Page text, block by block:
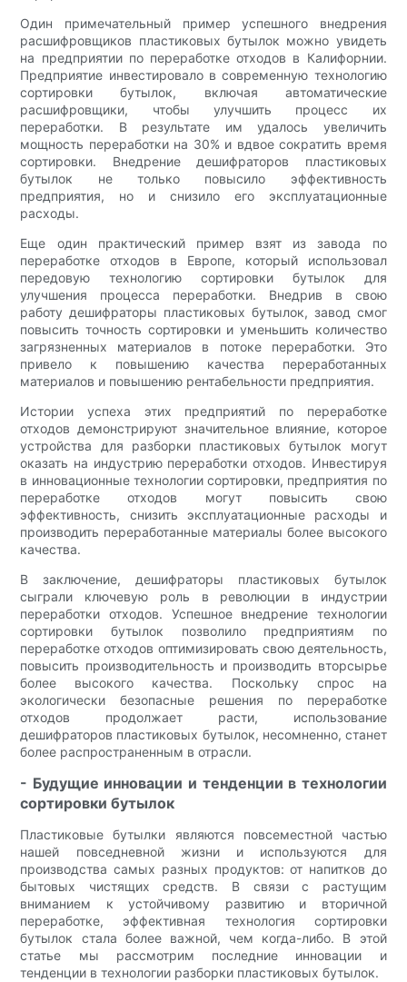
Один примечательный пример успешного внедрения
расшифровщиков пластиковых бутылок можно увидеть
на предприятии по переработке отходов в Калифорнии.
Предприятие инвестировало в современную технологию
сортировки бутылок, включая автоматические
расшифровщики, чтобы улучшить процесс их
переработки. В результате им удалось увеличить
мощность переработки на 30% и вдвое сократить время
сортировки. Внедрение дешифраторов пластиковых
бутылок не только повысило эффективность
предприятия, но и снизило его эксплуатационные
расходы.
Еще один практический пример взят из завода по
переработке отходов в Европе, который использовал
передовую технологию сортировки бутылок для
улучшения процесса переработки. Внедрив в свою
работу дешифраторы пластиковых бутылок, завод смог
повысить точность сортировки и уменьшить количество
загрязненных материалов в потоке переработки. Это
привело к повышению качества переработанных
материалов и повышению рентабельности предприятия.
Истории успеха этих предприятий по переработке
отходов демонстрируют значительное влияние, которое
устройства для разборки пластиковых бутылок могут
оказать на индустрию переработки отходов. Инвестируя
в инновационные технологии сортировки, предприятия по
переработке отходов могут повысить свою
эффективность, снизить эксплуатационные расходы и
производить переработанные материалы более высокого
качества.
В заключение, дешифраторы пластиковых бутылок
сыграли ключевую роль в революции в индустрии
переработки отходов. Успешное внедрение технологии
сортировки бутылок позволило предприятиям по
переработке отходов оптимизировать свою деятельность,
повысить производительность и производить вторсырье
более высокого качества. Поскольку спрос на
экологически безопасные решения по переработке
отходов продолжает расти, использование
дешифраторов пластиковых бутылок, несомненно, станет
более распространенным в отрасли.
- Будущие инновации и тенденции в технологии
сортировки бутылок
Пластиковые бутылки являются повсеместной частью
нашей повседневной жизни и используются для
производства самых разных продуктов: от напитков до
бытовых чистящих средств. В связи с растущим
вниманием к устойчивому развитию и вторичной
переработке, эффективная технология сортировки
бутылок стала более важной, чем когда-либо. В этой
статье мы рассмотрим последние инновации и
тенденции в технологии разборки пластиковых бутылок.